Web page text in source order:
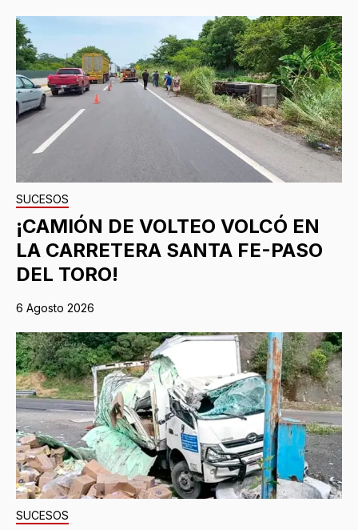
SUCESOS
¡CAMIÓN DE VOLTEO VOLCÓ EN
LA CARRETERA SANTA FE-PASO
DEL TORO!
6 Agosto 2026
SUCESOS